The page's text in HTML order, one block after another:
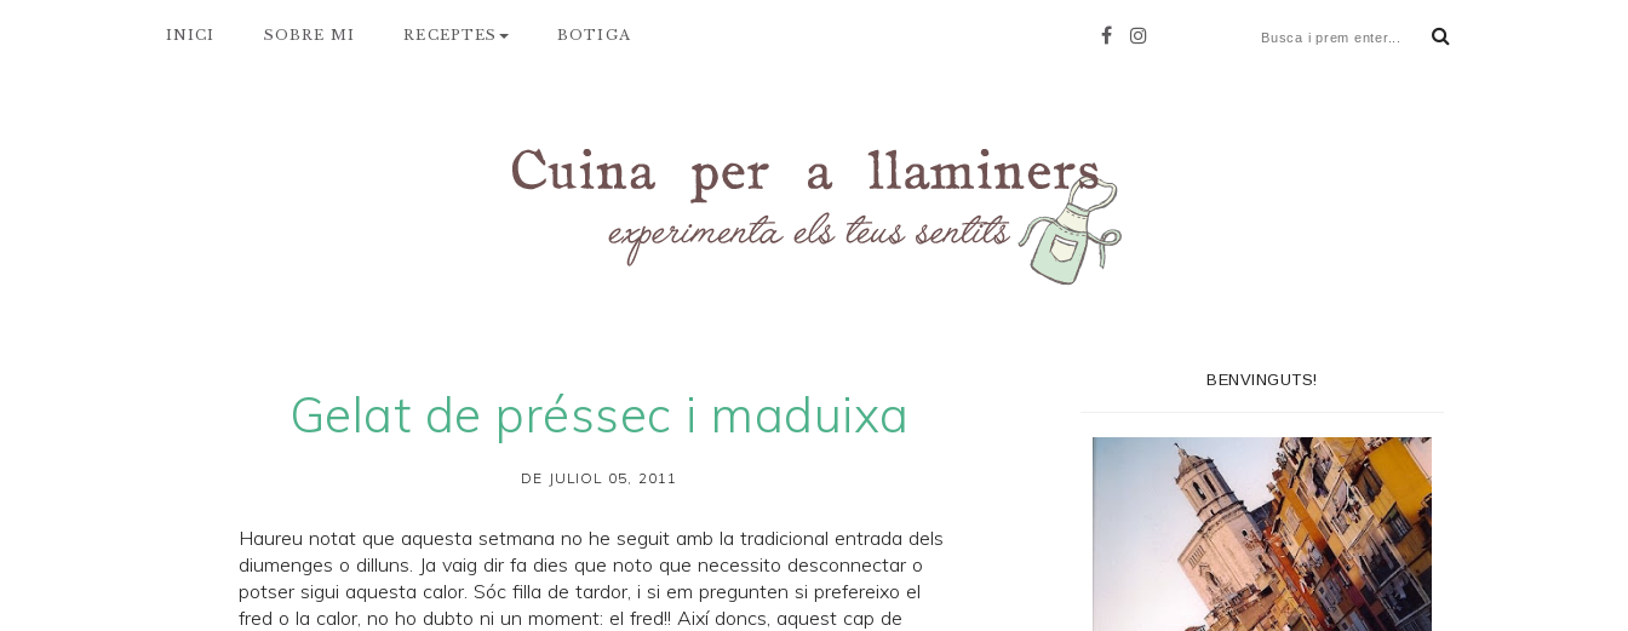
INICI SOBRE MI RECEPTES BOTIGA
Gelat de préssec i maduixa
DE JULIOL 05, 2011
Haureu notat que aquesta setmana no he seguit amb la tradicional entrada dels
diumenges o dilluns. Ja vaig dir fa dies que noto que necessito desconnectar o
potser sigui aquesta calor. Sóc filla de tardor, i si em pregunten si prefereixo el
fred o la calor, no ho dubto ni un moment: el fred!! Així doncs, aquest cap de
BENVINGUTS!